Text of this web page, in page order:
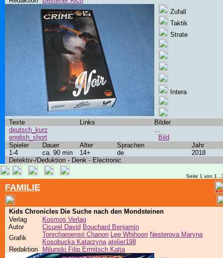
Zufall
Taktik
Strate
Intera
Texte Links
Bilder
deutsch_kurz
english_short
...
Bild
Spieler
Dauer Alter Sprachen
Jahr
1-4
ca. 90 min 14+ de
2018
Detektiv-/Deduktion - Denk - Electronic
Seite 1 von 1
FAMILIE
Kids Chronicles Die Suche nach den Mondsteinen
Verlag
Kosmos Verlag
Autor
Cicurel David Bouchard Benjamin
Grafik
Tonrcharoensri Chanon Lee Whihoon Nesterova Maryna
Kosobucka Katarzyna atelier198
Redaktion
Milunski Filip Ermitsch Katja